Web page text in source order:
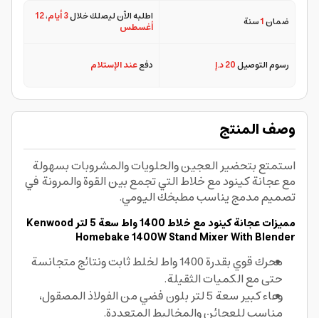
ضمان1سنة اطلبه الآن ليصلك خلال3 أيام ،12
أغسطس
رسوم التوصيل20 د.إ دفععند الإستلام
وصف المنتج
استمتع بتحضير العجين والحلويات والمشروبات بسهولة
مع عجانة كينود مع خلاط التي تجمع بين القوة والمرونة في
تصميم مدمج يناسب مطبخك اليومي.
مميزات عجانة كينود مع خلاط 1400 واط سعة 5 لتر Kenwood
Homebake 1400W Stand Mixer With Blender
محرك قوي بقدرة 1400 واط لخلط ثابت ونتائج متجانسة
حتى مع الكميات الثقيلة.
وعاء كبير سعة 5 لتر بلون فضي من الفولاذ المصقول،
مناسب للعجائن والمخاليط المتعددة.